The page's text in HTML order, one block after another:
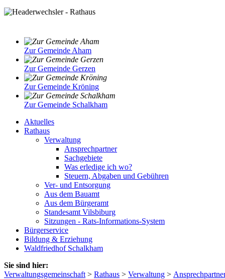
Zur Gemeinde Aham
Zur Gemeinde Gerzen
Zur Gemeinde Kröning
Zur Gemeinde Schalkham
Aktuelles
Rathaus
Verwaltung
Ansprechpartner
Sachgebiete
Was erledige ich wo?
Steuern, Abgaben und Gebühren
Ver- und Entsorgung
Aus dem Bauamt
Aus dem Bürgeramt
Standesamt Vilsbiburg
Sitzungen - Rats-Informations-System
Bürgerservice
Bildung & Erziehung
Waldfriedhof Schalkham
Sie sind hier:
Verwaltungsgemeinschaft > Rathaus > Verwaltung >